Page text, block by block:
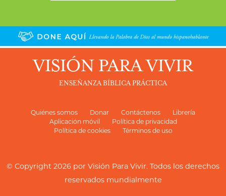
VISIÓN PARA VIVIR
ENSEÑANZA BÍBLICA PRÁCTICA
Quiénes somos Donar Contáctenos
Librería
Aplicación móvil
Política de privacidad
Política de cookies
Términos de uso
© Copyright 2026 por Visión Para Vivir. Todos los derechos
reservados mundialmente